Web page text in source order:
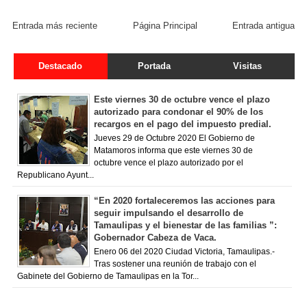
Entrada más reciente Entrada antigua
Página Principal
Destacado Portada Visitas
Este viernes 30 de octubre vence el plazo
autorizado para condonar el 90% de los
recargos en el pago del impuesto predial.
Jueves 29 de Octubre 2020 El Gobierno de
Matamoros informa que este viernes 30 de
octubre vence el plazo autorizado por el
Republicano Ayunt...
“En 2020 fortaleceremos las acciones para
seguir impulsando el desarrollo de
Tamaulipas y el bienestar de las familias ”:
Gobernador Cabeza de Vaca.
Enero 06 del 2020 Ciudad Victoria, Tamaulipas.-
Tras sostener una reunión de trabajo con el
Gabinete del Gobierno de Tamaulipas en la Tor...